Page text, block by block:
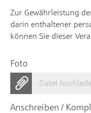
Zur Gewährleistung
darin enthaltener
können Sie dieser
Foto
Datei
Anschreiben /